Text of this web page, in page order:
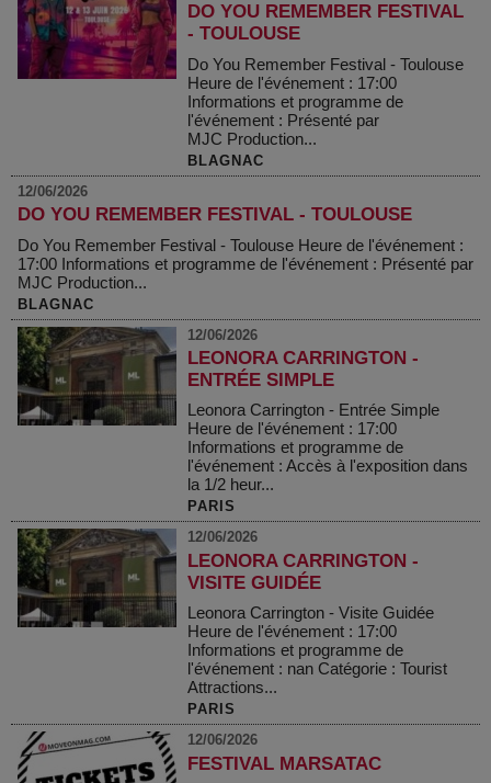
DO YOU REMEMBER FESTIVAL
- TOULOUSE
Do You Remember Festival - Toulouse
Heure de l'événement : 17:00
Informations et programme de
l'événement : Présenté par
MJC Production...
BLAGNAC
12/06/2026
DO YOU REMEMBER FESTIVAL - TOULOUSE
Do You Remember Festival - Toulouse Heure de l'événement :
17:00 Informations et programme de l'événement : Présenté par
MJC Production...
BLAGNAC
12/06/2026
LEONORA CARRINGTON -
ENTRÉE SIMPLE
Leonora Carrington - Entrée Simple
Heure de l'événement : 17:00
Informations et programme de
l'événement : Accès à l'exposition dans
la 1/2 heur...
PARIS
12/06/2026
LEONORA CARRINGTON -
VISITE GUIDÉE
Leonora Carrington - Visite Guidée
Heure de l'événement : 17:00
Informations et programme de
l'événement : nan Catégorie : Tourist
Attractions...
PARIS
12/06/2026
FESTIVAL MARSATAC